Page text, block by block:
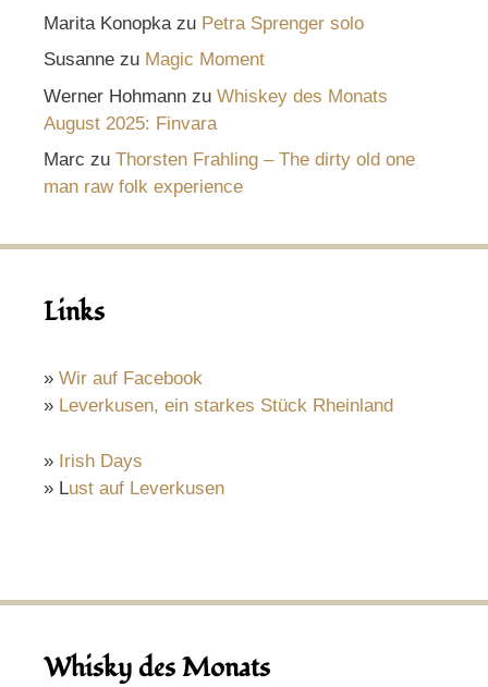
Marita Konopka zu Petra Sprenger solo
Susanne zu Magic Moment
Werner Hohmann zu Whiskey des Monats
August 2025: Finvara
Marc zu Thorsten Frahling – The dirty old one
man raw folk experience
Links
» Wir auf Facebook
» Leverkusen, ein starkes Stück Rheinland
» Irish Days
» Lust auf Leverkusen
Whisky des Monats